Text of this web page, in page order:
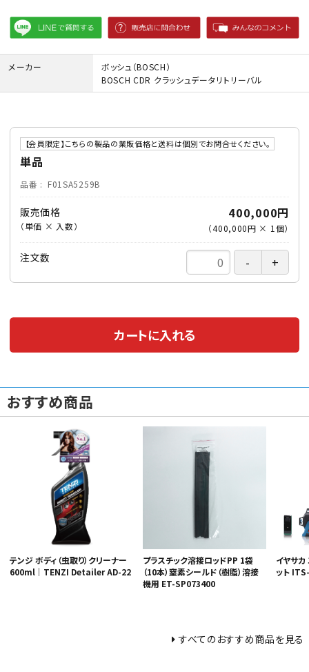
メーカー
ボッシュ（BOSCH）
BOSCH CDR クラッシュデータリトリーバル
【会員限定】こちらの製品の業販価格と送料は個別でお問合せください。
単品
品番 F01SA5259B
販売価格
（単価 × 入数）
400,000円
（400,000円 × 1 個）
注文数
カートに入れる
おすすめ商品
テンジ ボディ（虫取り）クリーナー
600ml｜TENZI Detailer AD-22
プラスチック溶接ロッドPP 1袋
（10本）窒素シールド（樹脂）溶接
機用 ET-SP073400
イヤサ
ット
すべてのおすすめ商品を見る